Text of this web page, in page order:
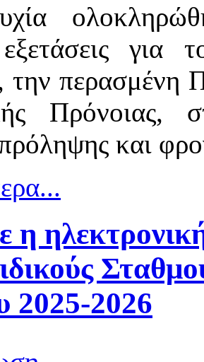
εξετάσεις για
την περασμένη
Πρόνοιας,
και
η
2025-2026